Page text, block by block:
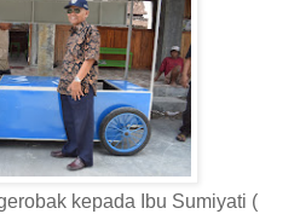
kepada Ibu Sumiyati (